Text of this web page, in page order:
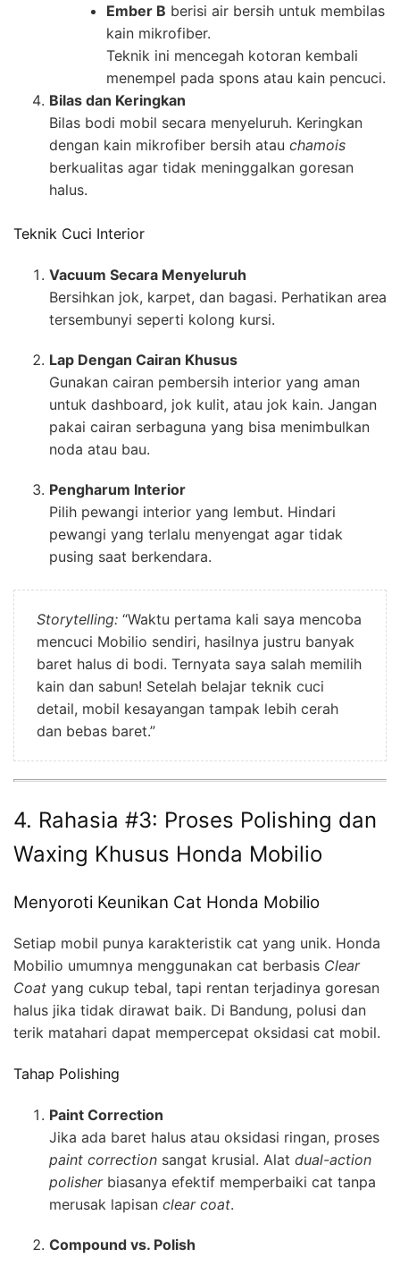
Ember B berisi air bersih untuk membilas
kain mikrofiber.
Teknik ini mencegah kotoran kembali
menempel pada spons atau kain pencuci.
Bilas dan Keringkan
Bilas bodi mobil secara menyeluruh. Keringkan
dengan kain mikrofiber bersih atau chamois
berkualitas agar tidak meninggalkan goresan
halus.
Teknik Cuci Interior
Vacuum Secara Menyeluruh
Bersihkan jok, karpet, dan bagasi. Perhatikan area
tersembunyi seperti kolong kursi.
Lap Dengan Cairan Khusus
Gunakan cairan pembersih interior yang aman
untuk dashboard, jok kulit, atau jok kain. Jangan
pakai cairan serbaguna yang bisa menimbulkan
noda atau bau.
Pengharum Interior
Pilih pewangi interior yang lembut. Hindari
pewangi yang terlalu menyengat agar tidak
pusing saat berkendara.
Storytelling: “Waktu pertama kali saya mencoba
mencuci Mobilio sendiri, hasilnya justru banyak
baret halus di bodi. Ternyata saya salah memilih
kain dan sabun! Setelah belajar teknik cuci
detail, mobil kesayangan tampak lebih cerah
dan bebas baret.”
4. Rahasia #3: Proses Polishing dan
Waxing Khusus Honda Mobilio
Menyoroti Keunikan Cat Honda Mobilio
Setiap mobil punya karakteristik cat yang unik. Honda
Mobilio umumnya menggunakan cat berbasis Clear
Coat yang cukup tebal, tapi rentan terjadinya goresan
halus jika tidak dirawat baik. Di Bandung, polusi dan
terik matahari dapat mempercepat oksidasi cat mobil.
Tahap Polishing
Paint Correction
Jika ada baret halus atau oksidasi ringan, proses
paint correction sangat krusial. Alat dual-action
polisherbiasanya efektif memperbaiki cat tanpa
merusak lapisan clear coat.
Compound vs. Polish